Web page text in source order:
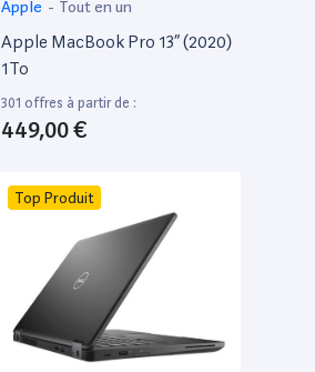
Apple - Tout en un
Apple MacBook Pro 13” (2020)
1To
301 offres à partir de :
449,00 €
Top Produit